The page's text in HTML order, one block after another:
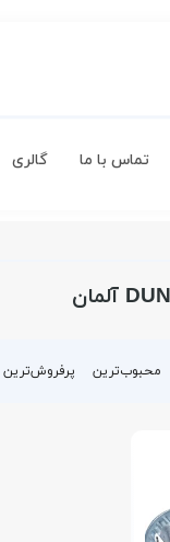
تماس با ما گالری
محبوب‌‌ترین پرفروش‌ترین